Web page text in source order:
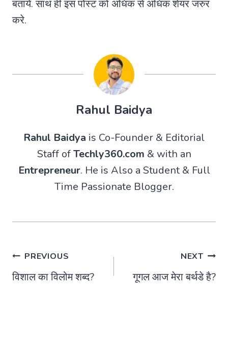
बताये. साथ ही इस पोस्ट को अधिक से अधिक शेयर जरुर
करे.
Rahul Baidya
Rahul Baidya is Co-Founder & Editorial
Staff ofTechly360.com & with an
Entrepreneur. He is Also a Student & Full
Time Passionate Blogger.
Post
navigation
PREVIOUS
विशाल का विलोम शब्द?
NEXT
गूगल आज मेरा बर्थडे है?